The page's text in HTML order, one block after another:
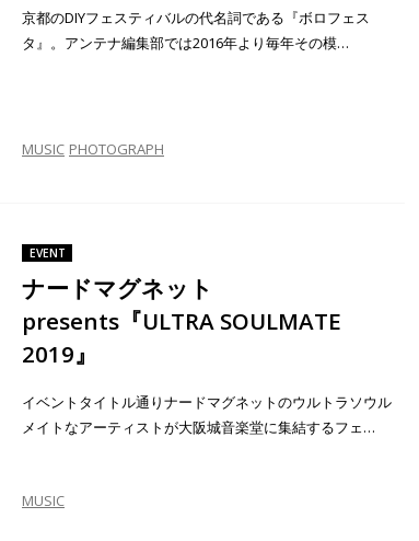
京都のDIYフェスティバルの代名詞である『ボロフェス
タ』。アンテナ編集部では2016年より毎年その模…
MUSIC PHOTOGRAPH
EVENT
ナードマグネット
presents『ULTRA SOULMATE
2019』
イベントタイトル通りナードマグネットのウルトラソウル
メイトなアーティストが大阪城音楽堂に集結するフェ…
MUSIC